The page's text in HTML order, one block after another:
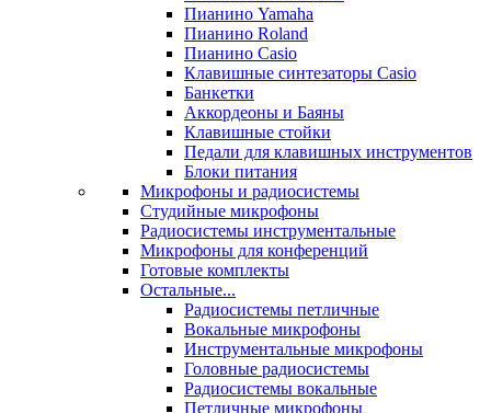
Пианино Yamaha
Пианино Roland
Пианино Casio
Клавишные синтезаторы Casio
Банкетки
Аккордеоны и Баяны
Клавишные стойки
Педали для клавишных инструментов
Блоки питания
Микрофоны и радиосистемы
Студийные микрофоны
Радиосистемы инструментальные
Микрофоны для конференций
Готовые комплекты
Остальные...
Радиосистемы петличные
Вокальные микрофоны
Инструментальные микрофоны
Головные радиосистемы
Радиосистемы вокальные
Петличные микрофоны